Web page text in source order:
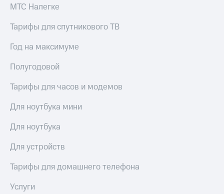
МТС Налегке
Тарифы для спутникового ТВ
Год на максимуме
Полугодовой
Тарифы для часов и модемов
Для ноутбука мини
Для ноутбука
Для устройств
Тарифы для домашнего телефона
Услуги